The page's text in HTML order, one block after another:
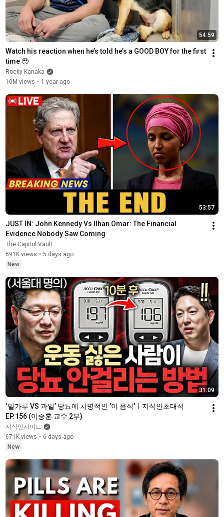
54:59
Watch his reaction when he’s told he’s a GOOD BOY for the first
time 🥹
Rocky Kanaka
10M views • 1 year ago
53:57
JUST IN: John Kennedy Vs Ilhan Omar: The Financial
Evidence Nobody Saw Coming
The Capitol Vault
591K views • 5 days ago
New
31:09
‘밀가루 VS 과일’ 당뇨에 치명적인 '이 음식'ㅣ지식인초대석
EP.156 (이승훈 교수 2부)
지식인사이드
671K views • 6 days ago
New